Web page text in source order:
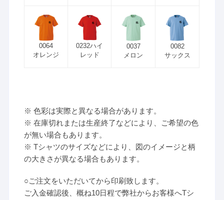
0064
オレンジ
0232ハイ
レッド
0037
メロン
0082
サックス
※ 色彩は実際と異なる場合があります。
※ 在庫切れまたは生産終了などにより、ご希望の色
が無い場合もあります。
※ Tシャツのサイズなどにより、図のイメージと柄
の大きさが異なる場合もあります。
○ご注文をいただいてから印刷致します。
ご入金確認後、概ね10日程で弊社からお客様へTシ